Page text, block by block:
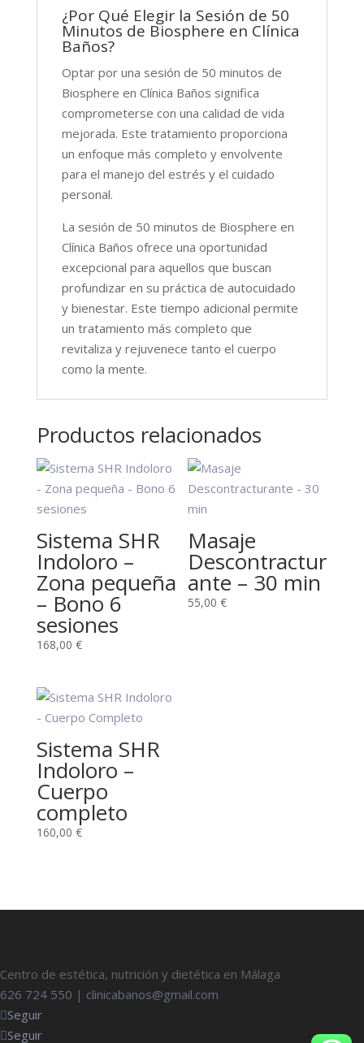
¿Por Qué Elegir la Sesión de 50
Minutos de Biosphere en Clínica
Baños?
Optar por una sesión de 50 minutos de
Biosphere en Clínica Baños significa
comprometerse con una calidad de vida
mejorada. Este tratamiento proporciona
un enfoque más completo y envolvente
para el manejo del estrés y el cuidado
personal.
La sesión de 50 minutos de Biosphere en
Clínica Baños ofrece una oportunidad
excepcional para aquellos que buscan
profundizar en su práctica de autocuidado
y bienestar. Este tiempo adicional permite
un tratamiento más completo que
revitaliza y rejuvenece tanto el cuerpo
como la mente.
Productos relacionados
Sistema SHR
Indoloro –
Zona pequeña
– Bono 6
sesiones
168,00 €
Masaje
Descontractur
ante – 30 min
55,00€
Sistema SHR
Indoloro –
Cuerpo
completo
160,00 €
Centro de estética, nutrición y dietética en Málaga
626 724 550 | clinicabanos@gmail.com
Seguir
Seguir